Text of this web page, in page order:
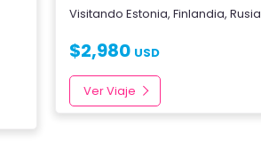
VisitandoEstonia,Finlandia,Rusia
$2,980 USD
Ver Viaje